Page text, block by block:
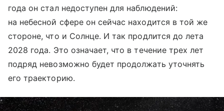
года он стал недоступен для наблюдений:
на небесной сфере он сейчас находится в той же
стороне, что и Солнце. И так продлится до лета
2028 года. Это означает, что в течение трех лет
подряд невозможно будет продолжать уточнять
его траекторию.